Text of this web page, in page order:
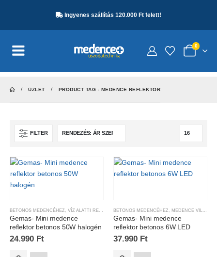
Ingyenes szállítás 120.000 Ft felett!
0
ÜZLET PRODUCT TAG - MEDENCE REFLEKTOR
FILTER
BETONOS MEDENCÉHEZ , VÍZ ALATTI REFLEKTOROK
Gemas- Mini medence
reflektor betonos 50W halogén
24.990 Ft
BETONOS MEDENCÉHEZ , MEDENCE VILÁGÍTÁS
Gemas- Mini medence
reflektor betonos 6W LED
37.990 Ft